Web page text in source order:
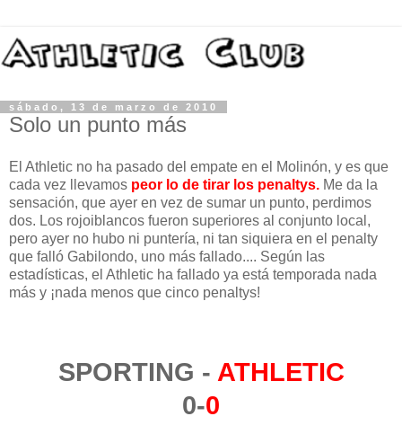
sábado, 13 de marzo de 2010
Solo un punto más
El Athletic no ha pasado del empate en el Molinón, y es que
cada vez llevamos peor lo de tirar los penaltys. Me da la
sensación, que ayer en vez de sumar un punto, perdimos
dos. Los rojoiblancos fueron superiores al conjunto local,
pero ayer no hubo ni puntería, ni tan siquiera en el penalty
que falló Gabilondo, uno más fallado.... Según las
estadísticas, el Athletic ha fallado ya está temporada nada
más y ¡nada menos que cinco penaltys!
SPORTING - ATHLETIC
0-0